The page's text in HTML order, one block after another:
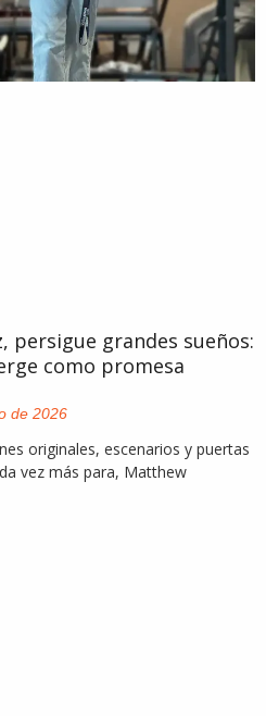
persigue grandes sueños:
como promesa
de 2026
originales, escenarios y puertas
vez más para, Matthew